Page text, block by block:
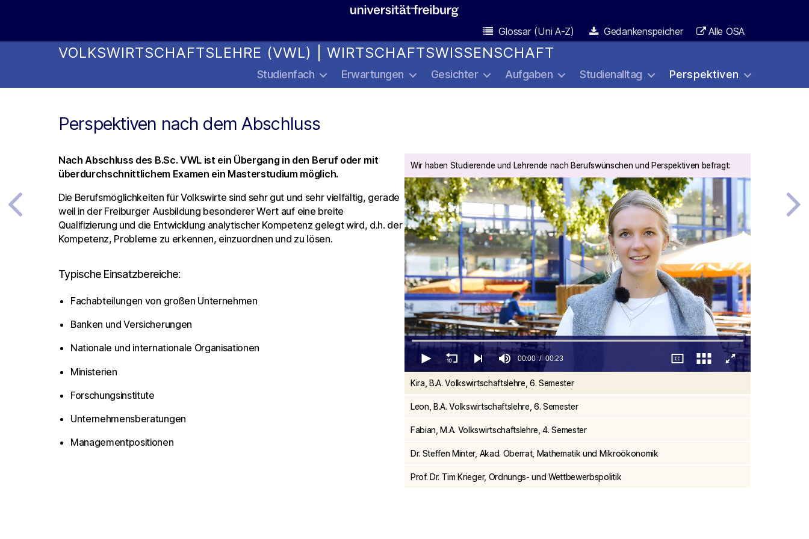
Glossar (Uni A-Z) Gedankenspeicher Alle OSA
VOLKSWIRTSCHAFTSLEHRE (VWL) | WIRTSCHAFTSWISSENSCHAFT
Studienfach Erwartungen Gesichter Aufgaben Studienalltag Perspektiven
Perspektiven nach dem Abschluss
Nach Abschluss des B.Sc. VWL ist ein Übergang in den Beruf oder mit
überdurchschnittlichem Examen ein Masterstudium möglich.
Die Berufsmöglichkeiten für Volkswirte sind sehr gut und sehr vielfältig, gerade
weil in der Freiburger Ausbildung besonderer Wert auf eine breite
Qualifizierung und die Entwicklung analytischer Kompetenz gelegt wird, d.h. der
Kompetenz, Probleme zu erkennen, einzuordnen und zu lösen.
Typische Einsatzbereiche:
Fachabteilungen von großen Unternehmen
Banken und Versicherungen
Nationale und internationale Organisationen
Ministerien
Forschungsinstitute
Unternehmensberatungen
Managementpositionen
Wir haben Studierende und Lehrende nach Berufswünschen und Perspektiven befragt:
seconds
of
23
seconds
00:00 00:23
Kira, B.A. Volkswirtschaftslehre, 6. Semester
Leon, B.A. Volkswirtschaftslehre, 6. Semester
Fabian, M.A. Volkswirtschaftslehre, 4. Semester
Dr. Steffen Minter, Akad. Oberrat, Mathematik und Mikroökonomik
Prof. Dr. Tim Krieger, Ordnungs- und Wettbewerbspolitik